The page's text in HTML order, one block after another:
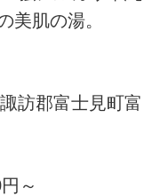
美肌の湯。
訪郡富士見町富
～